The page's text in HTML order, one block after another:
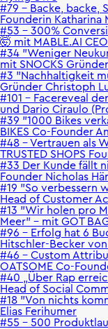
#79 – Backe, backe,
Founderin Katharina
#53 - 300%
🤯 mit MABLE.AI
#34 "Weniger
mit SNOCKS
#3 "Nachhaltigkeit
Gründer Christoph
#101 - Facereveal
und Dario Ciraulo
#39 "1000 Bikes
BIKES Co-Founder
#48 - Vertrauen als
TRUSTED SHOPS
#33 Der Kunde fällt
Founder Nicholas
#19 "So verbessern
Head of Customer
#13 "Wir holen pro
Meer" - mit GOT
#96 – Erfolg hat 6
Hitschler-Becker
#46 - Custom
OATSOME Co-
#40 „Über Rap
Head of Social
#18 "Von nichts
Elias Ferihumer
#55 - 500